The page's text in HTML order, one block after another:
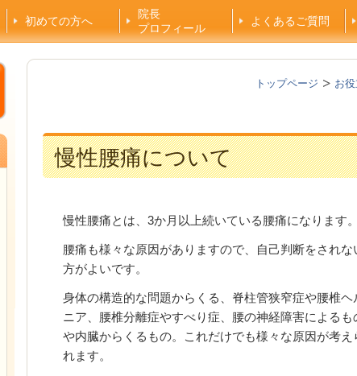
初めての方へ
院長
プロフィール
よくあるご質問
トップページ お
慢性腰痛について
慢性腰痛とは、3か月以上続いている腰痛になります
腰痛も様々な原因がありますので、自己判断をされな
方がよいです。
身体の構造的な問題からくる、脊柱管狭窄症や腰椎ヘ
ニア、腰椎分離症やすべり症、腰の神経障害によるも
や内臓からくるもの。これだけでも様々な原因が考え
れます。